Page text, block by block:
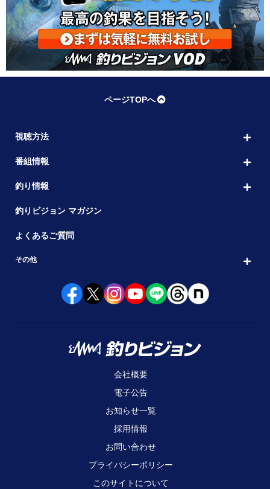
ページTOPへ
視聴方法
番組情報
釣り情報
釣りビジョン マガジン
よくあるご質問
その他
会社概要
電子公告
お知らせ一覧
採用情報
お問い合わせ
プライバシーポリシー
このサイトについて